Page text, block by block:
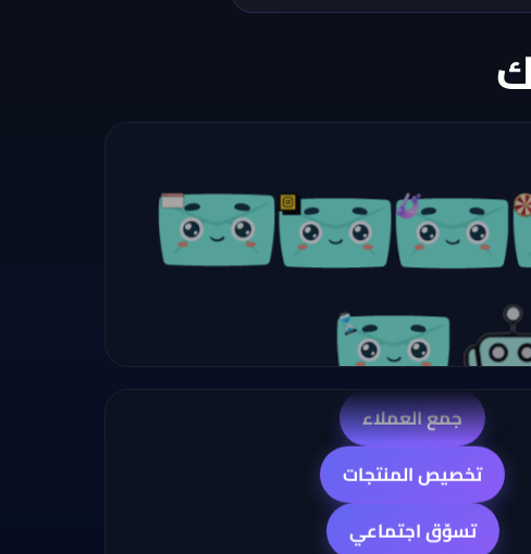
عروض وخصومات
ألعاب تفاعلية
استعجال وعدّاد
جمع العملاء
تخصيص المنتجات
تسوّق اجتماعي
إثبات اجتماعي